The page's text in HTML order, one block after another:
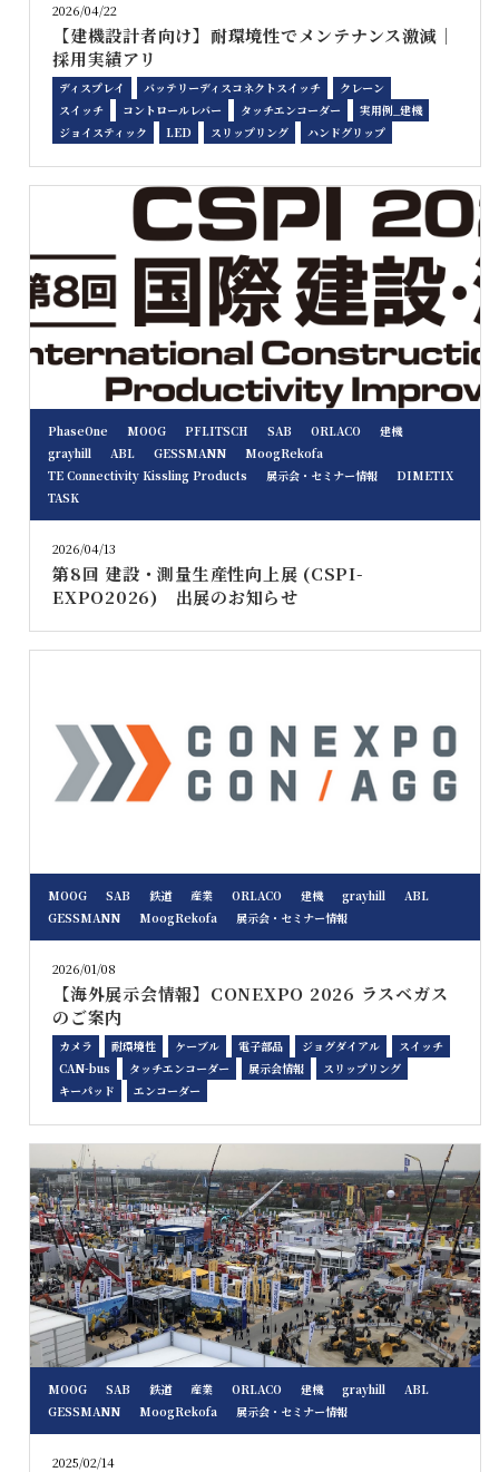
2026/04/22
【建機設計者向け】耐環境性でメンテナンス激減｜
採用実績アリ
ディスプレイ バッテリーディスコネクトスイッチ
クレーン
スイッチ
コントロールレバー タッチエンコーダー
実用例_建機
ジョイスティック
LED スリップリング ハンドグリップ
PhaseOne MOOG PFLITSCH SAB ORLACO
建機
grayhill
ABL GESSMANN
MoogRekofa
TE Connectivity Kissling Products
展示会・セミナー情報
DIMETIX
TASK
2026/04/13
第8回 建設・測量生産性向上展 (CSPI-
EXPO2026) 出展のお知らせ
MOOG SAB 鉄道 産業 ORLACO 建機 grayhill
ABL
GESSMANN
MoogRekofa 展示会・セミナー情報
2026/01/08
【海外展示会情報】CONEXPO 2026 ラスベガス
のご案内
カメラ 耐環境性 ケーブル 電子部品 ジョグダイアル
スイッチ
CAN-bus
タッチエンコーダー 展示会情報
スリップリング
キーパッド
エンコーダー
MOOG SAB 鉄道 産業 ORLACO 建機 grayhill
ABL
GESSMANN
MoogRekofa 展示会・セミナー情報
2025/02/14